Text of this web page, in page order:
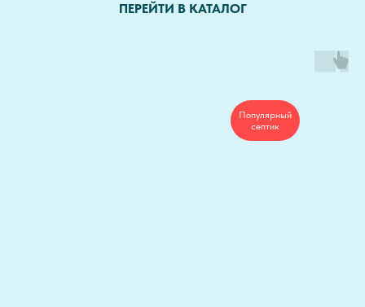
ПЕРЕЙТИ В КАТАЛОГ
Популярный
септик